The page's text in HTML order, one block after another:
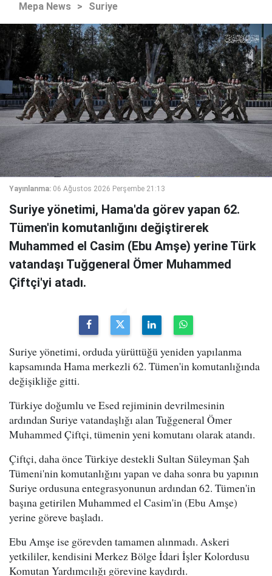
Mepa News > Suriye
Yayınlanma: 06 Ağustos 2026 Perşembe 21:13
Suriye yönetimi, Hama'da görev yapan 62.
Tümen'in komutanlığını değiştirerek
Muhammed el Casim (Ebu Amşe) yerine Türk
vatandaşı Tuğgeneral Ömer Muhammed
Çiftçi'yi atadı.
Suriye yönetimi, orduda yürüttüğü yeniden yapılanma
kapsamında Hama merkezli 62. Tümen'in komutanlığında
değişikliğe gitti.
Türkiye doğumlu ve Esed rejiminin devrilmesinin
ardından Suriye vatandaşlığı alan Tuğgeneral Ömer
Muhammed Çiftçi, tümenin yeni komutanı olarak atandı.
Çiftçi, daha önce Türkiye destekli Sultan Süleyman Şah
Tümeni'nin komutanlığını yapan ve daha sonra bu yapının
Suriye ordusuna entegrasyonunun ardından 62. Tümen'in
başına getirilen Muhammed el Casim'in (Ebu Amşe)
yerine göreve başladı.
Ebu Amşe ise görevden tamamen alınmadı. Askeri
yetkililer, kendisini Merkez Bölge İdari İşler Kolordusu
Komutan Yardımcılığı görevine kaydırdı.